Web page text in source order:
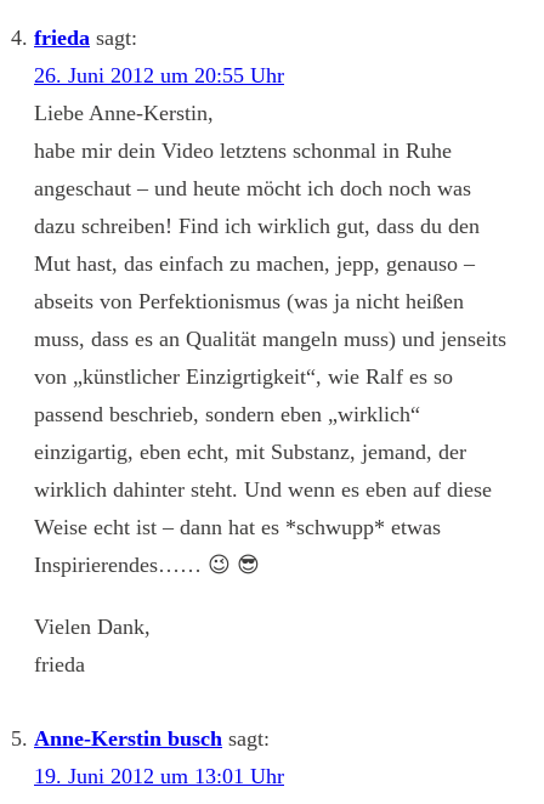
frieda sagt:
26. Juni 2012 um 20:55 Uhr
Liebe Anne-Kerstin,
habe mir dein Video letztens schonmal in Ruhe
angeschaut – und heute möcht ich doch noch was
dazu schreiben! Find ich wirklich gut, dass du den
Mut hast, das einfach zu machen, jepp, genauso –
abseits von Perfektionismus (was ja nicht heißen
muss, dass es an Qualität mangeln muss) und jenseits
von „künstlicher Einzigrtigkeit“, wie Ralf es so
passend beschrieb, sondern eben „wirklich“
einzigartig, eben echt, mit Substanz, jemand, der
wirklich dahinter steht. Und wenn es eben auf diese
Weise echt ist – dann hat es *schwupp* etwas
Inspirierendes…… 😉 😎
Vielen Dank,
frieda
Anne-Kerstin busch sagt:
19. Juni 2012 um 13:01 Uhr